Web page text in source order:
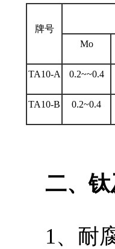
牌号
Mo
TA10-A 0.2~~0.4
TA10-B 0.2~0.4
二、钛
1、耐